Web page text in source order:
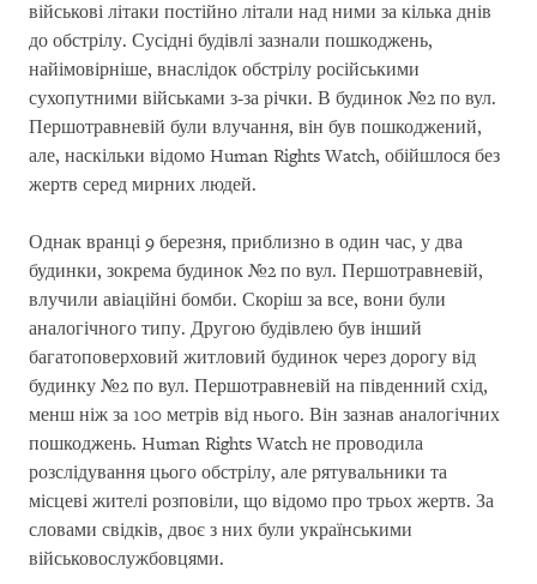
військові літаки постійно літали над ними за кілька днів
до обстрілу. Сусідні будівлі зазнали пошкоджень,
найімовірніше, внаслідок обстрілу російськими
сухопутними військами з-за річки. В будинок №2 по вул.
Першотравневій були влучання, він був пошкоджений,
але, наскільки відомо Human Rights Watch, обійшлося без
жертв серед мирних людей.
Однак вранці 9 березня, приблизно в один час, у два
будинки, зокрема будинок №2 по вул. Першотравневій,
влучили авіаційні бомби. Скоріш за все, вони були
аналогічного типу. Другою будівлею був інший
багатоповерховий житловий будинок через дорогу від
будинку №2 по вул. Першотравневій на південний схід,
менш ніж за 100 метрів від нього. Він зазнав аналогічних
пошкоджень. Human Rights Watch не проводила
розслідування цього обстрілу, але рятувальники та
місцеві жителі розповіли, що відомо про трьох жертв. За
словами свідків, двоє з них були українськими
військовослужбовцями.